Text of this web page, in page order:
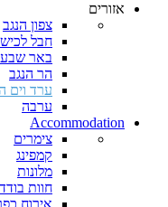
אזורים
צפון הנגב
חבל לכיש
באר שבע
הר הנגב
ערד וים
ערבה
Accommodation
צימרים
קמפינג
מלונות
חוות
אירוח